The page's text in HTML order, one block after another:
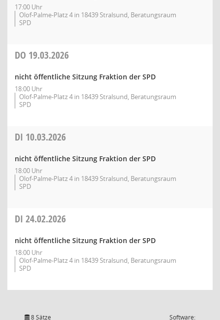
17:00 Uhr
Olof-Palme-Platz 4 in 18439 Stralsund, Beratungsraum
SPD
DO 19.03.2026
nicht öffentliche Sitzung Fraktion der SPD
18:00 Uhr
Olof-Palme-Platz 4 in 18439 Stralsund, Beratungsraum
SPD
DI 10.03.2026
nicht öffentliche Sitzung Fraktion der SPD
18:00 Uhr
Olof-Palme-Platz 4 in 18439 Stralsund, Beratungsraum
SPD
DI 24.02.2026
nicht öffentliche Sitzung Fraktion der SPD
18:00 Uhr
Olof-Palme-Platz 4 in 18439 Stralsund, Beratungsraum
SPD
8 Sätze Software: